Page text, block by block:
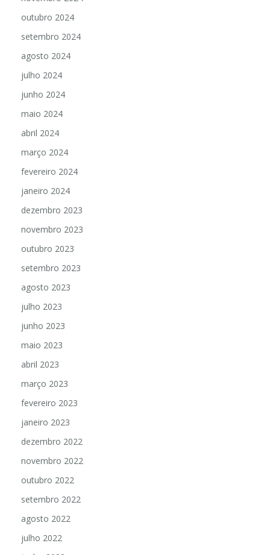
outubro 2024
setembro 2024
agosto 2024
julho 2024
junho 2024
maio 2024
abril 2024
março 2024
fevereiro 2024
janeiro 2024
dezembro 2023
novembro 2023
outubro 2023
setembro 2023
agosto 2023
julho 2023
junho 2023
maio 2023
abril 2023
março 2023
fevereiro 2023
janeiro 2023
dezembro 2022
novembro 2022
outubro 2022
setembro 2022
agosto 2022
julho 2022